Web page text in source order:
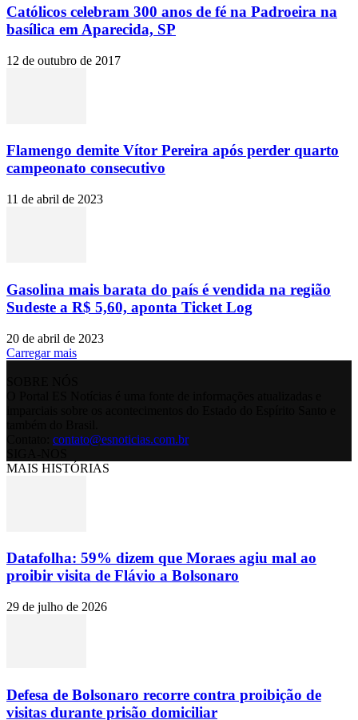
Católicos celebram 300 anos de fé na Padroeira na
basílica em Aparecida, SP
12 de outubro de 2017
Flamengo demite Vítor Pereira após perder quarto
campeonato consecutivo
11 de abril de 2023
Gasolina mais barata do país é vendida na região
Sudeste a R$ 5,60, aponta Ticket Log
20 de abril de 2023
Carregar mais
contato@esnoticias.com.br
MAIS HISTÓRIAS
Datafolha: 59% dizem que Moraes agiu mal ao
proibir visita de Flávio a Bolsonaro
29 de julho de 2026
Defesa de Bolsonaro recorre contra proibição de
visitas durante prisão domiciliar